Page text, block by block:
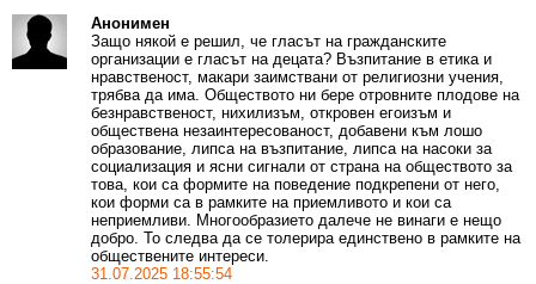
Анонимен
Защо някой е решил, че гласът на гражданските
организации е гласът на децата? Възпитание в етика и
нравственост, макари заимствани от религиозни учения,
трябва да има. Обществото ни бере отровните плодове на
безнравственост, нихилизъм, откровен егоизъм и
обществена незаинтересованост, добавени към лошо
образование, липса на възпитание, липса на насоки за
социализация и ясни сигнали от страна на обществото за
това, кои са формите на поведение подкрепени от него,
кои форми са в рамките на приемливото и кои са
неприемливи. Многообразието далече не винаги е нещо
добро. То следва да се толерира единствено в рамките на
обществените интереси.
31.07.2025 18:55:54